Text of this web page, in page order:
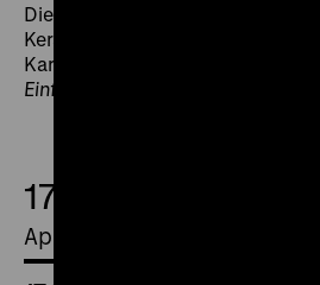
Die Männer der „Vereinten Kraft“
Kerstin Bastian, K: Michael
Karin Geiß, 62' · Digital HD
Einführung
17.
April 2026